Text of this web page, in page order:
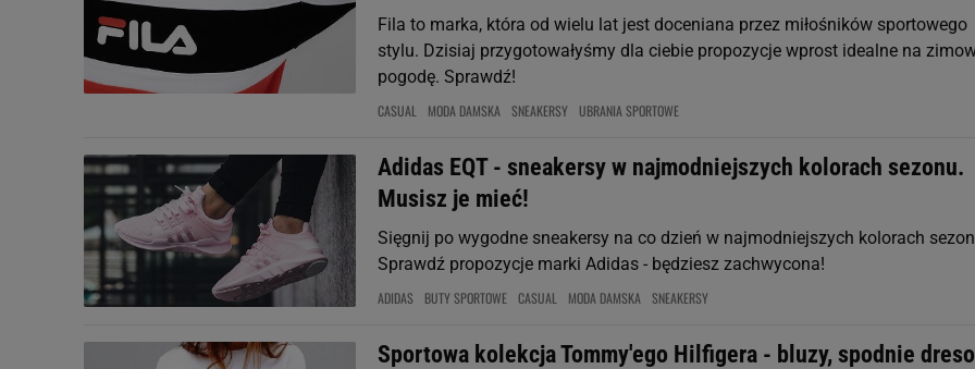
Fila to marka, która od wielu lat jest doceniana przez miłośników sportowego
stylu. Dzisiaj przygotowałyśmy dla ciebie propozycje wprost idealne na
pogodę. Sprawdź!
CASUAL MODA DAMSKA SNEAKERSY UBRANIA SPORTOWE
Adidas EQT - sneakersy w najmodniejszych kolorach sezonu.
Musisz je mieć!
Sięgnij po wygodne sneakersy na co dzień w najmodniejszych kolorach
Sprawdź propozycje marki Adidas - będziesz zachwycona!
ADIDAS BUTY SPORTOWE CASUAL MODA DAMSKA SNEAKERSY
Sportowa kolekcja Tommy'ego Hilfigera - bluzy, spodnie